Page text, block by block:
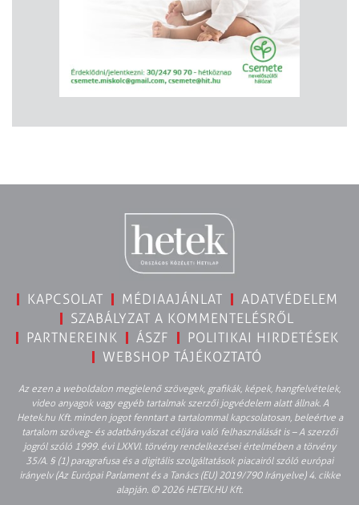
KAPCSOLAT MÉDIAAJÁNLAT
ADATVÉDELEM
SZABÁLYZAT A KOMMENTELÉSRŐL
PARTNEREINK
ÁSZF
POLITIKAI HIRDETÉSEK
WEBSHOP TÁJÉKOZTATÓ
Az ezen a weboldalon megjelenő szövegek, grafikák, képek, hangfelvételek,
video anyagok vagy egyéb tartalmak szerzői jogvédelem alatt állnak. A
Hetek.hu Kft. minden jogot fenntart a tartalommal kapcsolatosan, beleértve a
tartalom szöveg- és adatbányászat céljára való felhasználását is – A szerzői
jogról szóló 1999. évi LXXVI. törvény rendelkezései értelmében a törvény
35/A. § (1) paragrafusa és a digitális szolgáltatások piacairól szóló európai
irányelv (Az Európai Parlament és a Tanács (EU) 2019/790 Irányelve) 4. cikke
alapján. © 2026 HETEK.HU Kft.